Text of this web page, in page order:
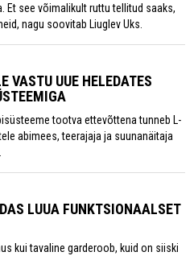
Et see võimalikult ruttu tellitud saaks,
nagu soovitab Liuglev Uks.
VASTU UUE HELEDATES
tootva ettevõttena tunneb L-
abimees, teerajaja ja suunanäitaja
LUUA FUNKTSIONAALSET
kui tavaline garderoob, kuid on siiski